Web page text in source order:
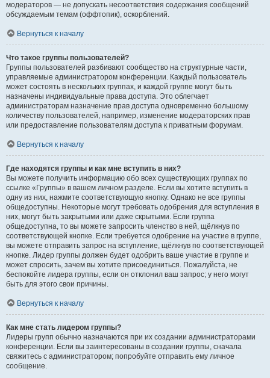
модераторов — не допускать несоответствия содержания сообщений
обсуждаемым темам (оффтопик), оскорблений.
Вернуться к началу
Что такое группы пользователей?
Группы пользователей разбивают сообщество на структурные части,
управляемые администратором конференции. Каждый пользователь
может состоять в нескольких группах, и каждой группе могут быть
назначены индивидуальные права доступа. Это облегчает
администраторам назначение прав доступа одновременно большому
количеству пользователей, например, изменение модераторских прав
или предоставление пользователям доступа к приватным форумам.
Вернуться к началу
Где находятся группы и как мне вступить в них?
Вы можете получить информацию обо всех существующих группах по
ссылке «Группы» в вашем личном разделе. Если вы хотите вступить в
одну из них, нажмите соответствующую кнопку. Однако не все группы
общедоступны. Некоторые могут требовать одобрения для вступления в
них, могут быть закрытыми или даже скрытыми. Если группа
общедоступна, то вы можете запросить членство в ней, щёлкнув по
соответствующей кнопке. Если требуется одобрение на участие в группе,
вы можете отправить запрос на вступление, щёлкнув по соответствующей
кнопке. Лидер группы должен будет одобрить ваше участие в группе и
может спросить, зачем вы хотите присоединиться. Пожалуйста, не
беспокойте лидера группы, если он отклонил ваш запрос; у него могут
быть для этого свои причины.
Вернуться к началу
Как мне стать лидером группы?
Лидеры групп обычно назначаются при их создании администраторами
конференции. Если вы заинтересованы в создании группы, сначала
свяжитесь с администратором; попробуйте отправить ему личное
сообщение.